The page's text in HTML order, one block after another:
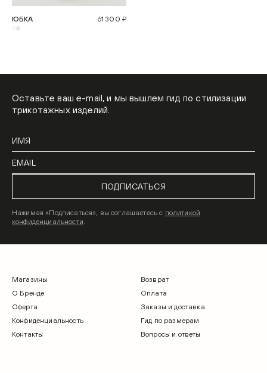
ЮБКА 61 300 ₽
Оставьте ваш e-mail, и мы вышлем гид по стилизации
трикотажных изделий.
ПОДПИСАТЬСЯ
Нажимая «Подписаться», вы соглашаетесь с политикой
конфиденциальности.
Магазины
О Бренде
Оферта
Конфиденциальность
Контакты
Возврат
Оплата
Заказы и доставка
Гид по размерам
Вопросы и ответы